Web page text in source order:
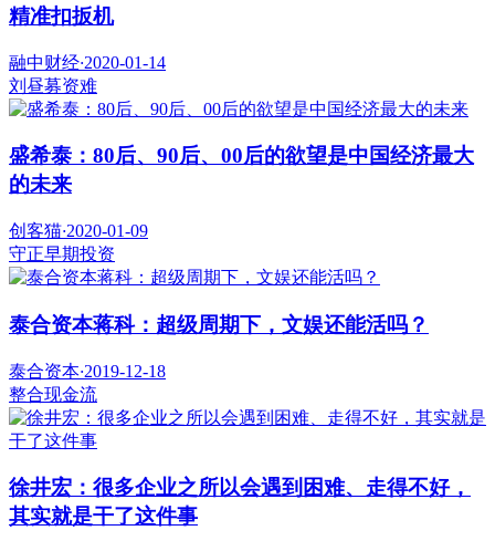
精准扣扳机
融中财经·2020-01-14
刘昼募资难
盛希泰：80后、90后、00后的欲望是中国经济最大
的未来
创客猫·2020-01-09
守正早期投资
泰合资本蒋科：超级周期下，文娱还能活吗？
泰合资本·2019-12-18
整合现金流
徐井宏：很多企业之所以会遇到困难、走得不好，
其实就是干了这件事